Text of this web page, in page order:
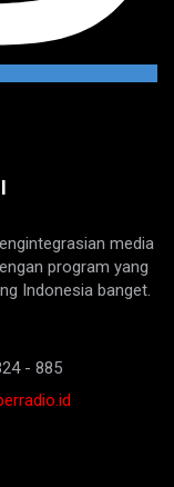
media
program yang
Indonesia banget.
- 885